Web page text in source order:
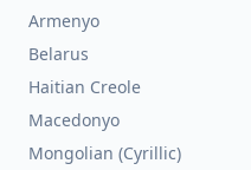
Armenyo
Belarus
Haitian Creole
Macedonyo
Mongolian (Cyrillic)